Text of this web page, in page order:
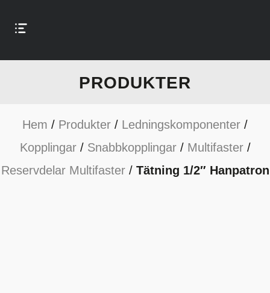
PRODUKTER
Hem / Produkter / Ledningskomponenter /
Kopplingar/ Snabbkopplingar/ Multifaster/
Reservdelar Multifaster/ Tätning 1/2″ Hanpatron